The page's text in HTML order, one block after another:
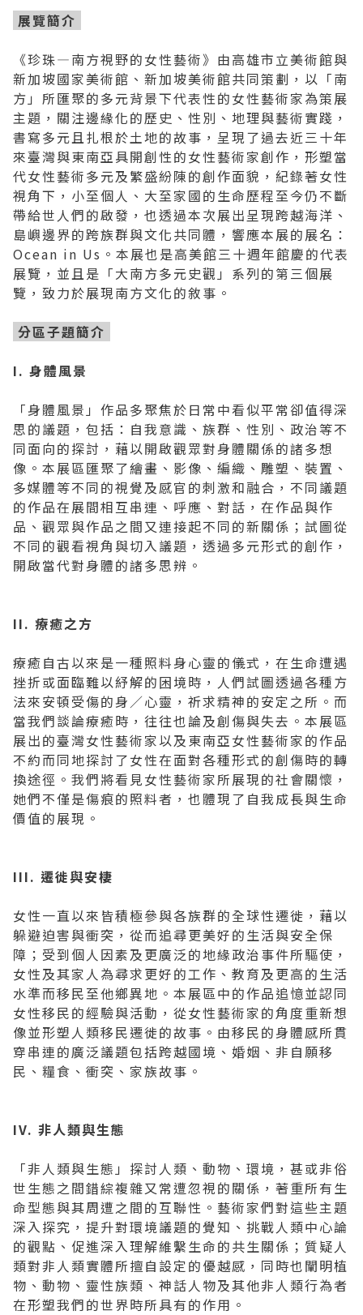
展覽簡介
《珍珠—南方視野的女性藝術》由高雄市立美術館與
新加坡國家美術館、新加坡美術館共同策劃，以「南
方」所匯聚的多元背景下代表性的女性藝術家為策展
主題，關注邊緣化的歷史、性別、地理與藝術實踐，
書寫多元且扎根於土地的故事，呈現了過去近三十年
來臺灣與東南亞具開創性的女性藝術家創作，形塑當
代女性藝術多元及繁盛紛陳的創作面貌，紀錄著女性
視角下，小至個人、大至家國的生命歷程至今仍不斷
帶給世人們的啟發，也透過本次展出呈現跨越海洋、
島嶼邊界的跨族群與文化共同體，響應本展的展名：
Ocean in Us。本展也是高美館三十週年館慶的代表
展覽，並且是「大南方多元史觀」系列的第三個展
覽，致力於展現南方文化的敘事。
分區子題簡介
I. 身體風景
「身體風景」作品多聚焦於日常中看似平常卻值得深
思的議題，包括：自我意識、族群、性別、政治等不
同面向的探討，藉以開啟觀眾對身體關係的諸多想
像。本展區匯聚了繪畫、影像、編織、雕塑、裝置、
多媒體等不同的視覺及感官的刺激和融合，不同議題
的作品在展間相互串連、呼應、對話，在作品與作
品、觀眾與作品之間又連接起不同的新關係；試圖從
不同的觀看視角與切入議題，透過多元形式的創作，
開啟當代對身體的諸多思辨。
II. 療癒之方
療癒自古以來是一種照料身心靈的儀式，在生命遭遇
挫折或面臨難以紓解的困境時，人們試圖透過各種方
法來安頓受傷的身／心靈，祈求精神的安定之所。而
當我們談論療癒時，往往也論及創傷與失去。本展區
展出的臺灣女性藝術家以及東南亞女性藝術家的作品
不約而同地探討了女性在面對各種形式的創傷時的轉
換途徑。我們將看見女性藝術家所展現的社會關懷，
她們不僅是傷痕的照料者，也體現了自我成長與生命
價值的展現。
III. 遷徙與安棲
女性一直以來皆積極參與各族群的全球性遷徙，藉以
躲避迫害與衝突，從而追尋更美好的生活與安全保
障；受到個人因素及更廣泛的地緣政治事件所驅使，
女性及其家人為尋求更好的工作、教育及更高的生活
水準而移民至他鄉異地。本展區中的作品追憶並認同
女性移民的經驗與活動，從女性藝術家的角度重新想
像並形塑人類移民遷徙的故事。由移民的身體感所貫
穿串連的廣泛議題包括跨越國境、婚姻、非自願移
民、糧食、衝突、家族故事。
IV. 非人類與生態
「非人類與生態」探討人類、動物、環境，甚或非俗
世生態之間錯綜複雜又常遭忽視的關係，著重所有生
命型態與其周遭之間的互聯性。藝術家們對這些主題
深入探究，提升對環境議題的覺知、挑戰人類中心論
的觀點、促進深入理解維繫生命的共生關係；質疑人
類對非人類實體所擅自設定的優越感，同時也闡明植
物、動物、靈性族類、神話人物及其他非人類行為者
在形塑我們的世界時所具有的作用。